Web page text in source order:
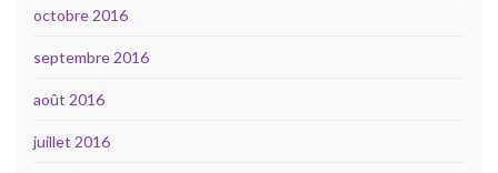
octobre 2016
septembre 2016
août 2016
juillet 2016